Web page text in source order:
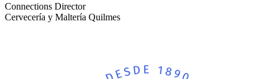
Connections Director
Cervecería y Maltería Quilmes